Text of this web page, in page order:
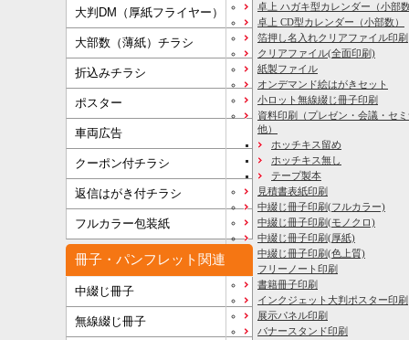
大判DM（厚紙フライヤー）
大部数（薄紙）チラシ
折込みチラシ
ポスター
車両広告
クーポン付チラシ
返信はがき付チラシ
フルカラー包装紙
冊子・パンフレット関連
中綴じ冊子
無線綴じ冊子
卓上 ハガキ型カレンダー（小部
卓上 CD型カレンダー（小部数）
箔押し名入れクリアファイル印刷
クリアファイル(全面印刷)
紙製ファイル
オンデマンド絵はがきセット
小ロット無線綴じ冊子印刷
資料印刷
（プレゼン・会議・セ
他）
ホッチキス留め
ホッチキス無し
テープ製本
見積書表紙印刷
中綴じ冊子印刷(フルカラー)
中綴じ冊子印刷(モノクロ)
中綴じ冊子印刷(厚紙)
中綴じ冊子印刷(色上質)
フリーノート印刷
書籍冊子印刷
インクジェット大判ポスター印刷
展示パネル印刷
バナースタンド印刷